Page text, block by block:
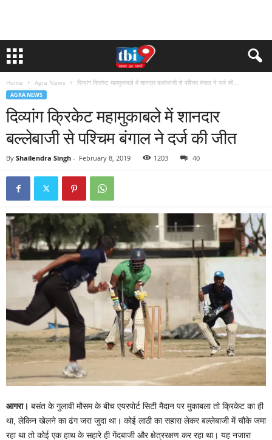
Home Agra News दिव्यांग क्रिकेट महामुकाबले में शानदार बल्लेबाजी से पश्चिम बंगाल ने दर्ज की...
AGRA NEWS
दिव्यांग क्रिकेट महामुकाबले में शानदार
बल्लेबाजी से पश्चिम बंगाल ने दर्ज की जीत
By Shailendra Singh - February 8, 2019 1203 40
आगरा। बसंत के गुलावी मौसम के बीच एयरपोर्ट सिटी मैदान पर मुकाबला तो क्रिकेट का ही
था, लेकिन खेलने का ढंग जरा जुदा था। कोई लाठी का सहारा लेकर बल्लेबाजी में चौके जमा
रहा था तो कोई एक हाथ के सहारे ही गेंदबाजी और क्षेत्ररक्षण कर रहा था। यह नजारा